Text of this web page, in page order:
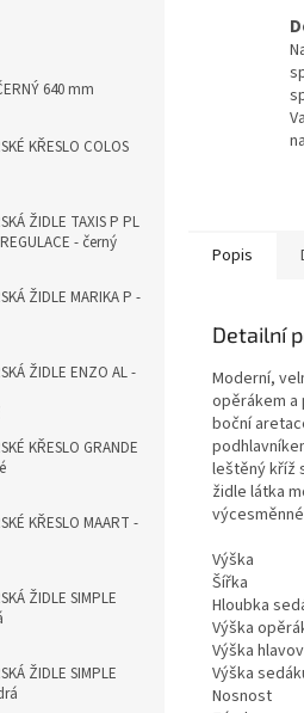
640 mm
KŘESLO COLOS
ŽIDLE TAXIS P PL
- černý
ŽIDLE MARIKA P -
ŽIDLE ENZO AL -
KŘESLO GRANDE
KŘESLO MAART -
ŽIDLE SIMPLE
ŽIDLE SIMPLE
Popis
Detailní
Moderní,
opěrákem a
boční
leštěný kříž
židle látka
Výška
Šířka
Hloubka
Výška
Výška
Výška
Nosnost